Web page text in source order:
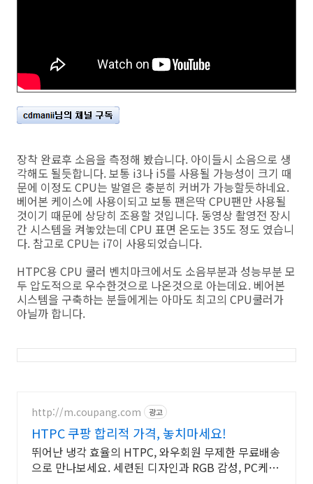
장착 완료후 소음을 측정해 봤습니다. 아이들시 소음으로 생
각해도 될듯합니다. 보통 i3나 i5를 사용될 가능성이 크기 때
문에 이정도 CPU는 발열은 충분히 커버가 가능할듯하네요.
베어본 케이스에 사용이되고 보통 팬은딱 CPU팬만 사용될
것이기 때문에 상당히 조용할 것입니다. 동영상 촬영전 장시
간 시스템을 켜놓았는데 CPU 표면 온도는 35도 정도 였습니
다. 참고로 CPU는 i7이 사용되었습니다.
HTPC용 CPU 쿨러 벤치마크에서도 소음부분과 성능부분 모
두 압도적으로 우수한것으로 나온것으로 아는데요. 베어본
시스템을 구축하는 분들에게는 아마도 최고의 CPU쿨러가
아닐까 합니다.
http://m.coupang.com 광고
HTPC 쿠팡 합리적 가격, 놓치마세요!
뛰어난 냉각 효율의 HTPC, 와우회원 무제한 무료배송
으로 만나보세요. 세련된 디자인과 RGB 감성, PC케이